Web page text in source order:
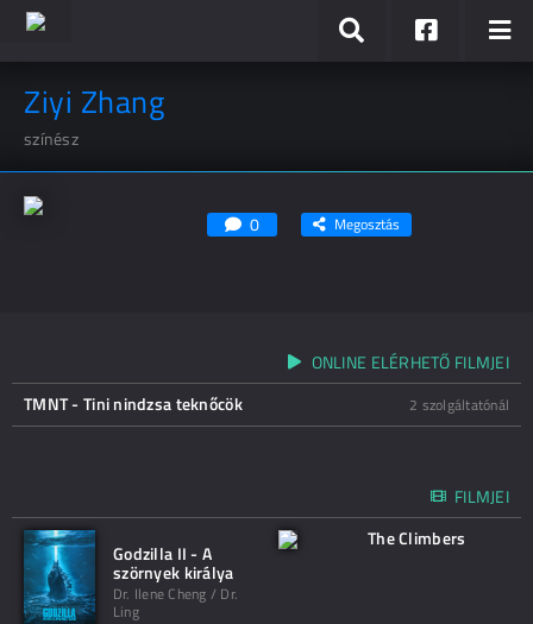
Ziyi Zhang
színész
0 Megosztás
ONLINE ELÉRHETŐ FILMJEI
TMNT - Tini nindzsa teknőcök
2 szolgáltatónál
FILMJEI
Godzilla II - A
szörnyek királya
Dr. Ilene Cheng / Dr.
Ling
The Climbers